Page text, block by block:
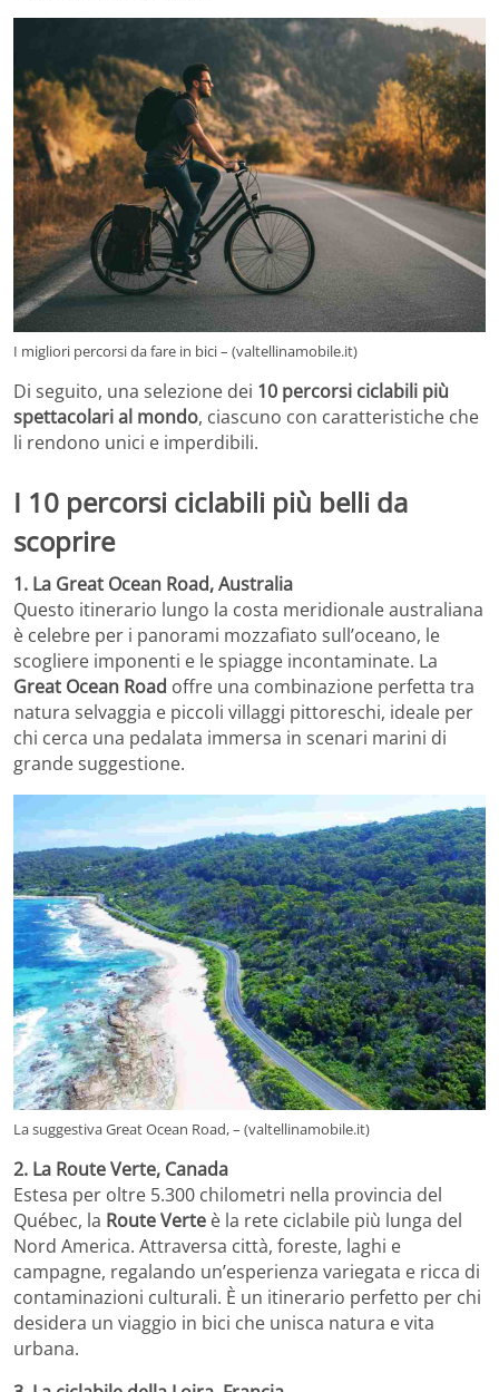
I migliori percorsi da fare in bici – (valtellinamobile.it)
Di seguito, una selezione dei 10 percorsi ciclabili più
spettacolari al mondo, ciascuno con caratteristiche che
li rendono unici e imperdibili.
I 10 percorsi ciclabili più belli da
scoprire
1. La Great Ocean Road, Australia
Questo itinerario lungo la costa meridionale australiana
è celebre per i panorami mozzafiato sull’oceano, le
scogliere imponenti e le spiagge incontaminate. La
Great Ocean Road offre una combinazione perfetta tra
natura selvaggia e piccoli villaggi pittoreschi, ideale per
chi cerca una pedalata immersa in scenari marini di
grande suggestione.
La suggestiva Great Ocean Road, – (valtellinamobile.it)
2. La Route Verte, Canada
Estesa per oltre 5.300 chilometri nella provincia del
Québec, la Route Verte è la rete ciclabile più lunga del
Nord America. Attraversa città, foreste, laghi e
campagne, regalando un’esperienza variegata e ricca di
contaminazioni culturali. È un itinerario perfetto per chi
desidera un viaggio in bici che unisca natura e vita
urbana.